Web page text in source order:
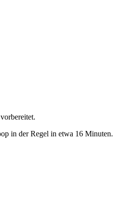
in der Regel in etwa 16 Minuten.